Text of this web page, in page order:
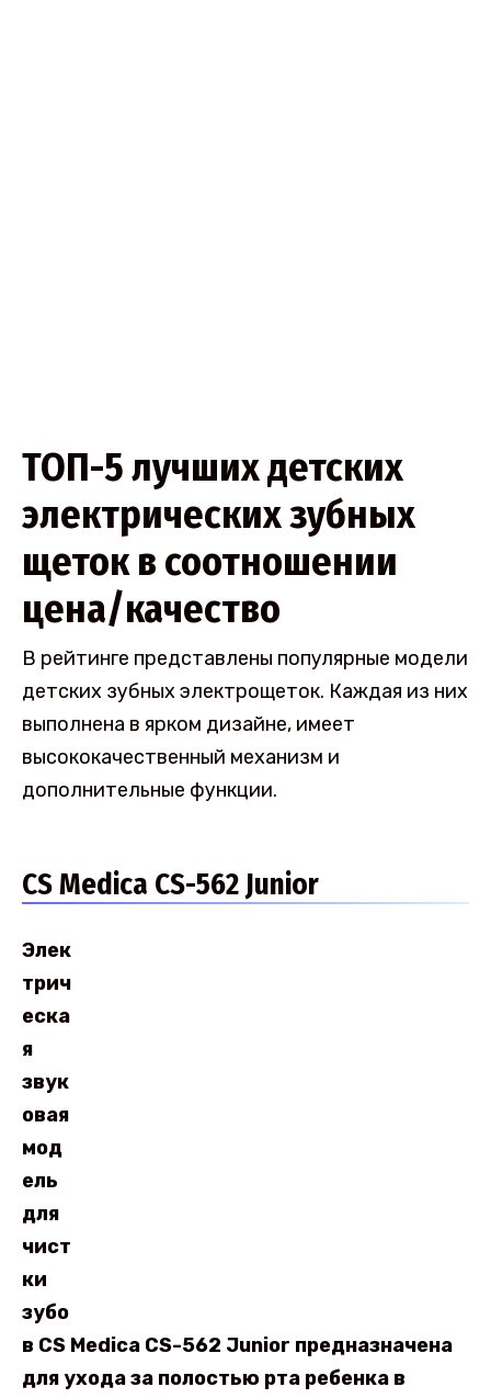
ТОП-5 лучших детских
электрических зубных
щеток в соотношении
цена/качество
В рейтинге представлены популярные модели
детских зубных электрощеток. Каждая из них
выполнена в ярком дизайне, имеет
высококачественный механизм и
дополнительные функции.
CS Medica CS-562 Junior
Элек
трич
еска
я
звук
овая
мод
ель
для
чист
ки
зубо
в CS Medica CS-562 Junior предназначена
для ухода за полостью рта ребенка в